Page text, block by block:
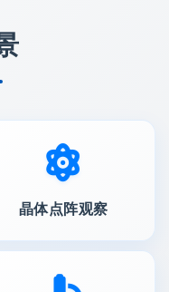
晶体点阵观察